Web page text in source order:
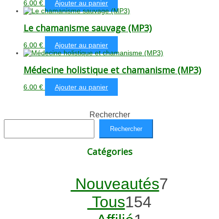
6.00 € Ajouter au panier
Le chamanisme sauvage (MP3)
6.00 € Ajouter au panier
Médecine holistique et chamanisme (MP3)
6.00 € Ajouter au panier
Rechercher
Rechercher
Catégories
Nouveautés77
Tous154154